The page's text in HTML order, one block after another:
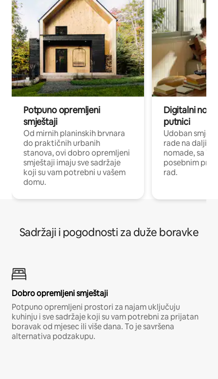
Potpuno opremljeni
smještaji
Od mirnih planinskih brvnara
do praktičnih urbanih
stanova, ovi dobro opremljeni
smještaji imaju sve sadržaje
koji su vam potrebni u vašem
domu.
Digitalni
putnici
Udoban
rade na
nomade, sa
posebnim
rad.
Sadržaji i pogodnosti za duže boravke
Dobro opremljeni smještaji
Potpuno opremljeni prostori za najam uključuju
kuhinju i sve sadržaje koji su vam potrebni za prijatan
boravak od mjesec ili više dana. To je savršena
alternativa podzakupu.